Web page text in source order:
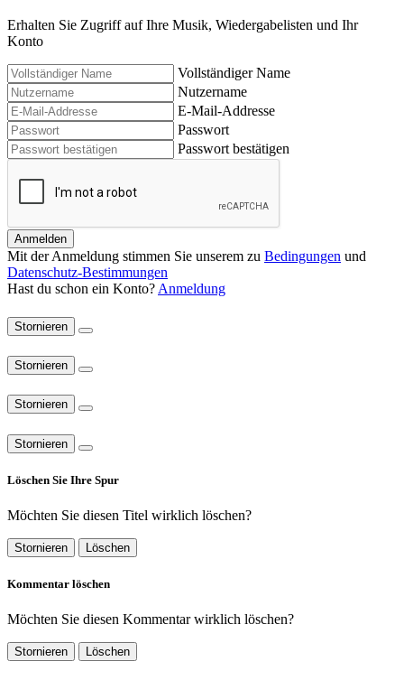
Erhalten Sie Zugriff auf Ihre Musik, Wiedergabelisten und Ihr
Konto
Vollständiger Name
Nutzername
E-Mail-Addresse
Passwort
Passwort bestätigen
Anmelden
Mit der Anmeldung stimmen Sie unserem zu Bedingungen und
Datenschutz-Bestimmungen
Hast du schon ein Konto? Anmeldung
Stornieren
Stornieren
Stornieren
Stornieren
Löschen Sie Ihre Spur
Möchten Sie diesen Titel wirklich löschen?
Stornieren Löschen
Kommentar löschen
Möchten Sie diesen Kommentar wirklich löschen?
Stornieren Löschen